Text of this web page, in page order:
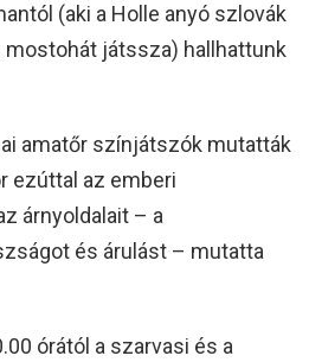
(aki a Holle anyó szlovák
mostohát játssza) hallhattunk
amatőr színjátszók mutatták
ezúttal az emberi
árnyoldalait – a
és árulást – mutatta
órától a szarvasi és a